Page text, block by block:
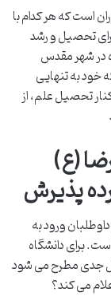
است که هر کدام با
تحصیل و رشد
در شهر مقدس
خود به تنهایی
تحصیل علم، از
(ع)
پذیرش
ورود به
برای دانشگاه
جدی مطرح می شود
می کند؟